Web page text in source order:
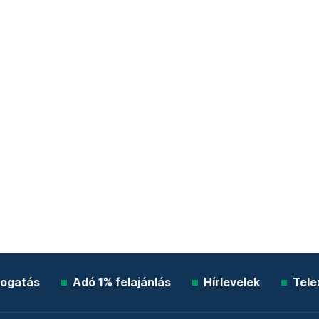
Adó 1% felajánlás Hírlevelek